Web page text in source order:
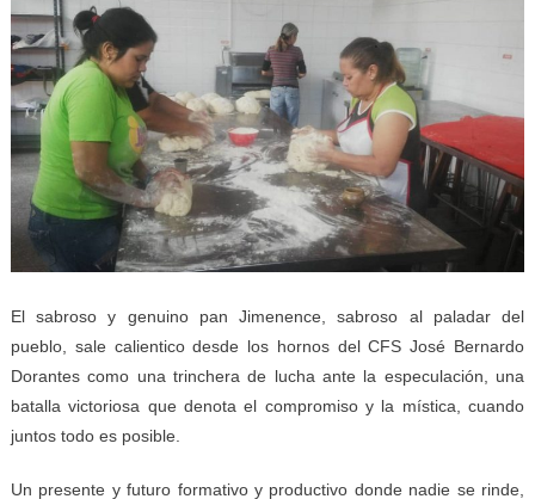
El sabroso y genuino pan Jimenence, sabroso al paladar del
pueblo, sale calientico desde los hornos del CFS José Bernardo
Dorantes como una trinchera de lucha ante la especulación, una
batalla victoriosa que denota el compromiso y la mística, cuando
juntos todo es posible.
Un presente y futuro formativo y productivo donde nadie se rinde,